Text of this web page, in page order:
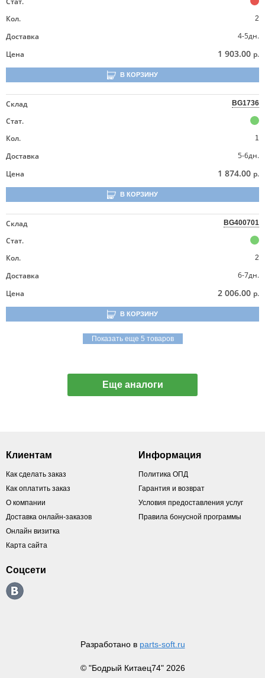
Кол.
2
Доставка
4-5дн.
Цена
1 903.00 р.
В КОРЗИНУ
Склад BG1736
Стат.
Кол.
1
Доставка
5-6дн.
Цена
1 874.00 р.
В КОРЗИНУ
Склад BG400701
Стат.
Кол.
2
Доставка
6-7дн.
Цена
2 006.00 р.
В КОРЗИНУ
Показать еще 5 товаров
Еще аналоги
Клиентам
Как сделать заказ
Как оплатить заказ
О компании
Доставка онлайн-заказов
Онлайн визитка
Карта сайта
Информация
Политика ОПД
Гарантия и возврат
Условия предоставления услуг
Правила бонусной программы
Соцсети
Разработано в parts-soft.ru
© "Бодрый Китаец74" 2026